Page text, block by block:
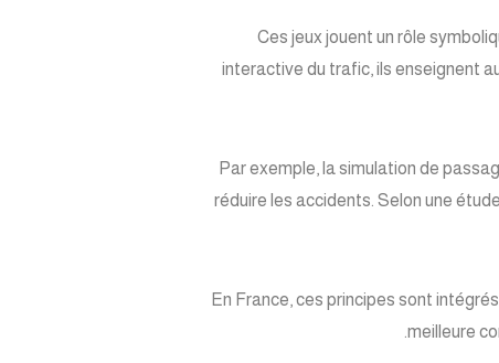
Ces jeux jouent un rôle
interactive du trafic, ils enseignent
Par exemple, la simulation de
réduire les accidents. Selon une
En France, ces principes sont
meilleure